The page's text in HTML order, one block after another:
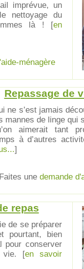
imprévue, un
nettoyage du
là ! [en
ménagère
Repassage de
ne s’est jamais
mannes de linge qui
aimerait tant
à d’autres
]
Faites une demande
repas
de se préparer
pourtant, bien
pour conserver
vie. [en savoir